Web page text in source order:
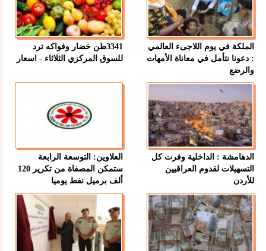
الملكة في يوم اللاجىء العالمي
: دعونا نتأمل في معاناة الأمهات
والرضع
3341طن خضار وفواكه ترد
للسوق المركزي الثلاثاء - اسعار
الدهامشة : الداخلية وفرت كل
التسهيلات لقدوم العراقيين
للأردن
العلاوين: التوسعة الرابعة
ستمكن المصفاة من تكرير 120
ألف برميل نفط يوميا